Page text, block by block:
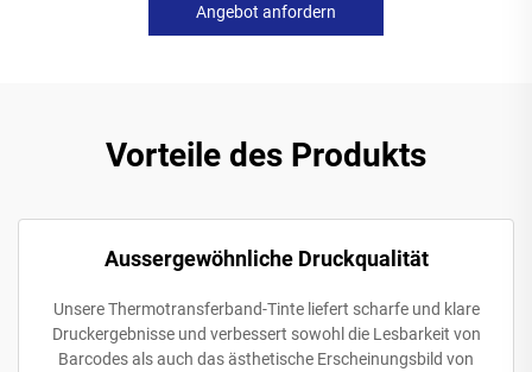
Angebot anfordern
Vorteile des Produkts
Aussergewöhnliche Druckqualität
Unsere Thermotransferband-Tinte liefert scharfe und klare
Druckergebnisse und verbessert sowohl die Lesbarkeit von
Barcodes als auch das ästhetische Erscheinungsbild von